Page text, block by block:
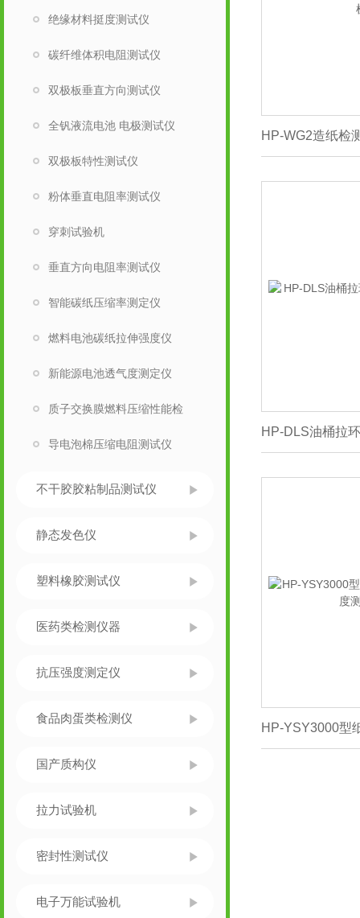
绝缘材料挺度测试仪
碳纤维体积电阻测试仪
双极板垂直方向测试仪
全钒液流电池 电极测试仪
双极板特性测试仪
粉体垂直电阻率测试仪
穿刺试验机
垂直方向电阻率测试仪
智能碳纸压缩率测定仪
燃料电池碳纸拉伸强度仪
新能源电池透气度测定仪
质子交换膜燃料压缩性能检
导电泡棉压缩电阻测试仪
不干胶胶粘制品测试仪
静态发色仪
塑料橡胶测试仪
医药类检测仪器
抗压强度测定仪
食品肉蛋类检测仪
国产质构仪
拉力试验机
密封性测试仪
电子万能试验机